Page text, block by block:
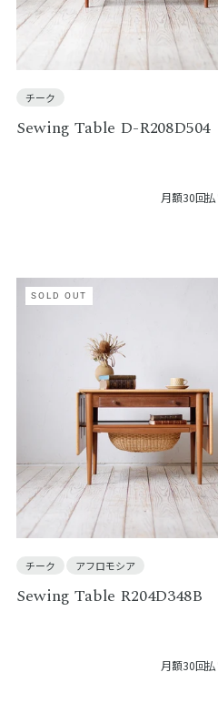
チーク
Sewing Table D-R208D504
月額30回
SOLD OUT
チーク アフロモシア
Sewing Table R204D348B
月額30回